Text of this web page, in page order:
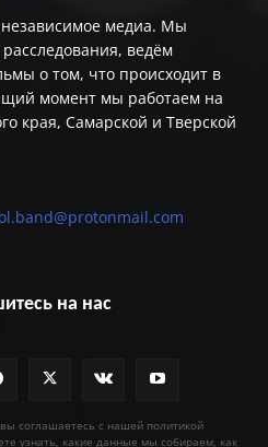
медиа. Мы
ведём
о том, что происходит в
момент мы работаем на
края, Самарской и Тверской
на нас
соглашаетесь с нашей политикой
узнать, какие данные мы собираем, как